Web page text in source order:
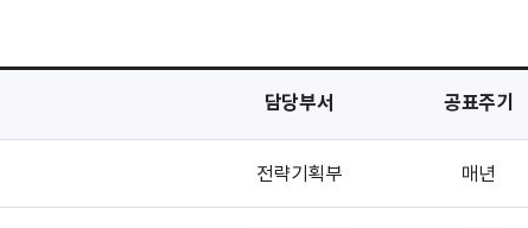
담당부서 공표주기
전략기획부 매년